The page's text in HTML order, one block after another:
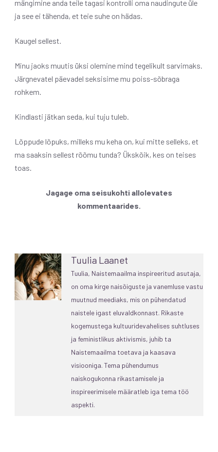
mängimine anda teile tagasi kontrolli oma naudingute üle
ja see ei tähenda, et teie suhe on hädas.
Kaugel sellest.
Minu jaoks muutis üksi olemine mind tegelikult sarvimaks.
Järgnevatel päevadel seksisime mu poiss-sõbraga
rohkem.
Kindlasti jätkan seda, kui tuju tuleb.
Lõppude lõpuks, milleks mu keha on, kui mitte selleks, et
ma saaksin sellest rõõmu tunda? Ükskõik, kes on teises
toas.
Jagage oma seisukohti allolevates
kommentaarides.
Tuulia Laanet
Tuulia, Naistemaailma inspireeritud asutaja,
on oma kirge naisõiguste ja vanemluse vastu
muutnud meediaks, mis on pühendatud
naistele igast eluvaldkonnast. Rikaste
kogemustega kultuuridevahelises suhtluses
ja feministlikus aktivismis, juhib ta
Naistemaailma toetava ja kaasava
visiooniga. Tema pühendumus
naiskogukonna rikastamisele ja
inspireerimisele määratleb iga tema töö
aspekti.